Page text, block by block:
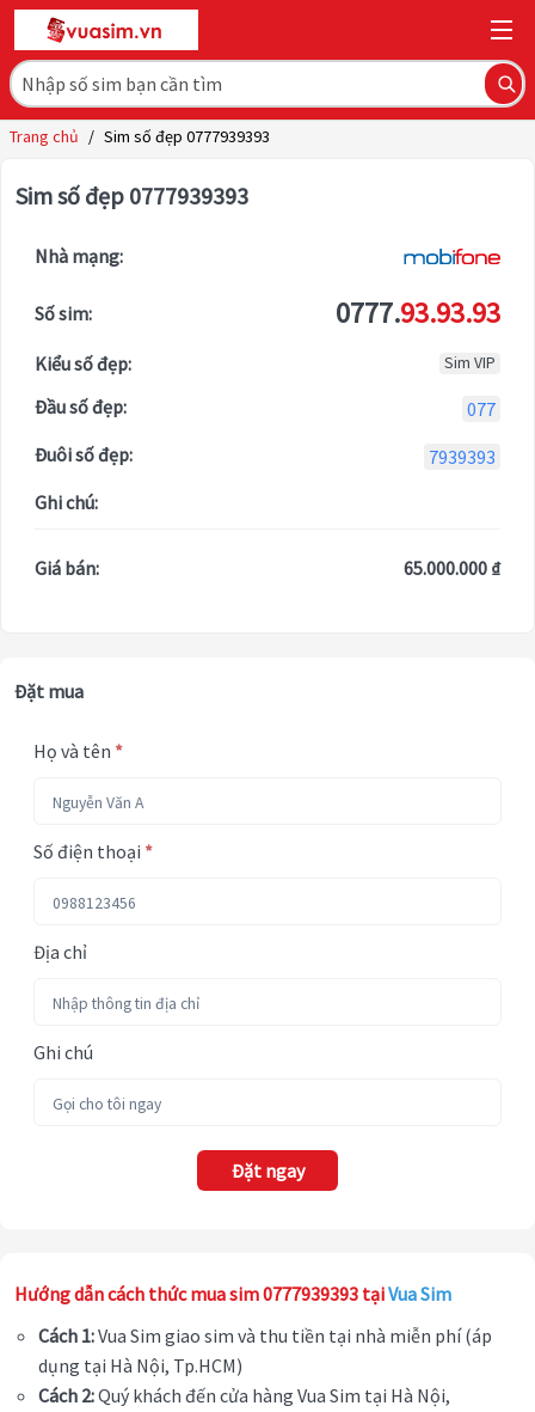
Trang chủ / Sim số đẹp 0777939393
Sim số đẹp 0777939393
Nhà mạng:
Số sim: 0777.93.93.93
Kiểu số đẹp: Sim VIP
Đầu số đẹp:
077
Đuôi số đẹp:
7939393
Ghi chú:
Giá bán: 65.000.000 ₫
Đặt mua
Họ và tên *
Số điện thoại *
Địa chỉ
Ghi chú
Đặt ngay
Hướng dẫn cách thức mua sim 0777939393 tạiVua Sim
Cách 1:Vua Sim giao sim và thu tiền tại nhà miễn phí (áp
dụng tại Hà Nội, Tp.HCM)
Cách 2:Quý khách đến cửa hàng Vua Sim tại Hà Nội,